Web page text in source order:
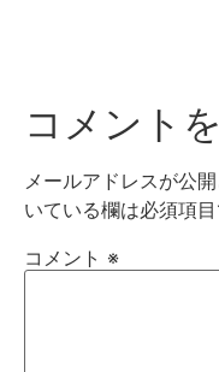
コメント
メールアドレスが公
いている欄は必須項
コメント ※